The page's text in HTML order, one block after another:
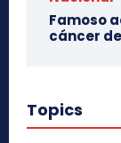
Famoso
cáncer
Topics